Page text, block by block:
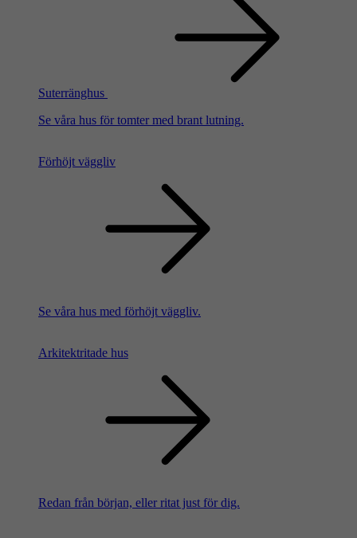
Suterränghus
Se våra hus för tomter med brant lutning.
Förhöjt väggliv
Se våra hus med förhöjt väggliv.
Arkitektritade hus
Redan från början, eller ritat just för dig.